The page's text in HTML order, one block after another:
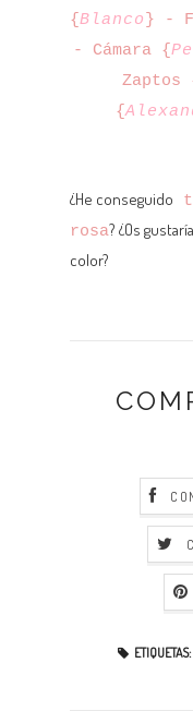
{Blanco } -
- Cámara {
Zaptos
{
¿He conseguido
rosa? ¿Os gustaría
color?
ETIQUETAS: